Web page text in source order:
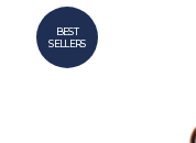
BEST
SELLERS